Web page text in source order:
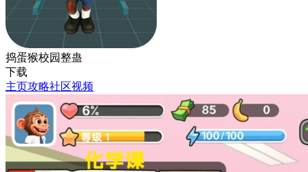
捣蛋猴校园整蛊
下载
主页攻略社区视频